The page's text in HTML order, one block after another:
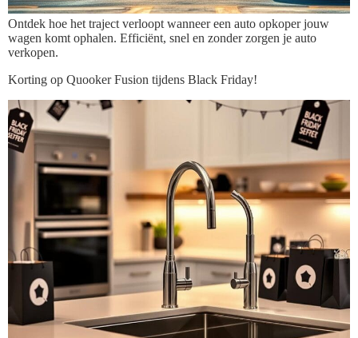
Ontdek hoe het traject verloopt wanneer een auto opkoper jouw
wagen komt ophalen. Efficiënt, snel en zonder zorgen je auto
verkopen.
Korting op Quooker Fusion tijdens Black Friday!